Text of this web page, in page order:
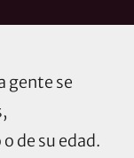
gente se
de su edad.